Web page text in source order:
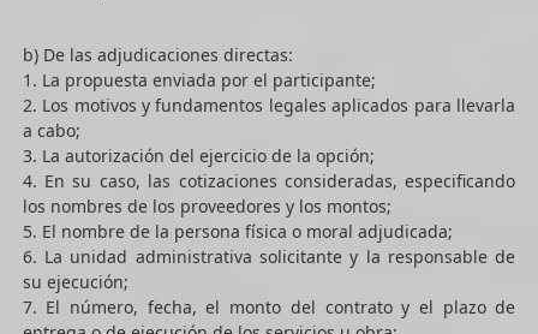
b) De las adjudicaciones directas:
1. La propuesta enviada por el participante;
2. Los motivos y fundamentos legales aplicados para llevarla
a cabo;
3. La autorización del ejercicio de la opción;
4. En su caso, las cotizaciones consideradas, especificando
los nombres de los proveedores y los montos;
5. El nombre de la persona física o moral adjudicada;
6. La unidad administrativa solicitante y la responsable de
su ejecución;
7. El número, fecha, el monto del contrato y el plazo de